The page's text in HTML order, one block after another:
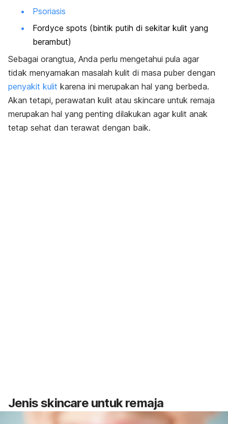
Psoriasis
Fordyce spots (bintik putih di sekitar kulit yang
berambut)
Sebagai orangtua, Anda perlu mengetahui pula agar
tidak menyamakan masalah kulit di masa puber dengan
penyakit kulit karena ini merupakan hal yang berbeda.
Akan tetapi, perawatan kulit atau skincare untuk remaja
merupakan hal yang penting dilakukan agar kulit anak
tetap sehat dan terawat dengan baik.
Jenisskincareuntuk remaja